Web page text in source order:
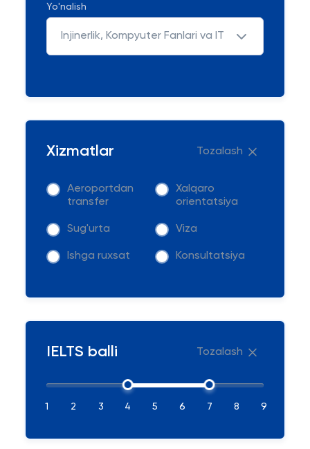
Yo'nalish
Injinerlik, Kompyuter Fanlari va IT
Xizmatlar Tozalash
Aeroportdan
transfer
Xalqaro
orientatsiya
Sug'urta Viza
Ishga ruxsat Konsultatsiya
IELTS balli Tozalash
1 2 3 4 5 6 7 8 9